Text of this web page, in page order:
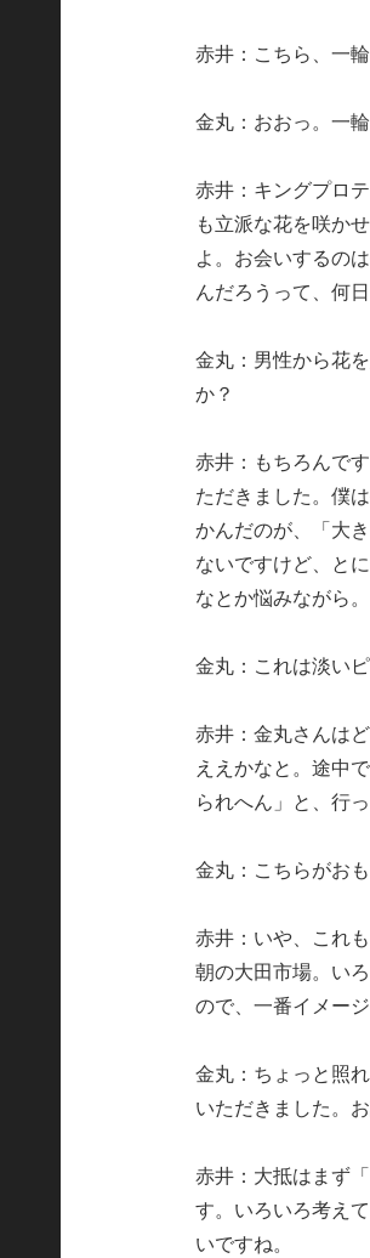
赤井：こちら、一
金丸：おおっ。一
赤井：キングプロ
も立派な花を咲か
よ。お会いするの
んだろうって、何
金丸：男性から花
か？
赤井：もちろんで
ただきました。僕
かんだのが、「大
ないですけど、と
なとか悩みながら。
金丸：これは淡いピ
赤井：金丸さんは
ええかなと。途中
られへん」と、行
金丸：こちらがお
赤井：いや、これ
朝の大田市場。い
ので、一番イメー
金丸：ちょっと照
いただきました。
赤井：大抵はまず
す。いろいろ考え
いですね。